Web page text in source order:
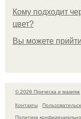
Кому подходит
цвет?
Вы можете
© 2026 Прическа и макияж
Контакты
Политика